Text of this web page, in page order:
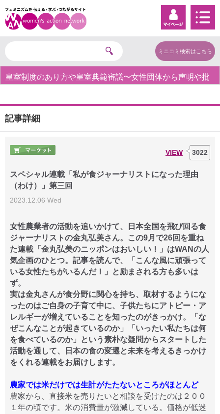
ミニコミ検索はこちら
【対談公開_前編】第3回「性売買という奴隷制度をなくす
記事詳細
VIEW 3022
スペシャル連載「私が食ジャーナリストになった理由
（わけ）」第三回
2023.12.06 Wed
女性農業者の活動を追いかけて、日本全国を飛び回る食
ジャーナリストの金丸弘美さん。この9月で26回を重ね
た連載「金丸弘美のニッポンはおいしい！」はWANの人
気企画のひとつ。記事を読んで、「こんな風に頑張って
いる女性たちがいるんだ！」と励まされる方も多いは
ず。
実は金丸さんが食分野に関心を持ち、取材するようにな
ったのはご自身の子育て中に、子供たちにアトピー・ア
レルギーが増えていることを知ったのがきっかけ。「な
ぜこんなことが起きているのか」「いったい私たちは何
を食べているのか」という素朴な疑問からスタートした
活動を通して、日本の食の変遷と未来を考えるきっかけ
をくれる連載をお届けします。
農家では米だけでは生計がたたないところがほとんど
農家から、直接米を売りたいと相談を受けたのは２００
１年の頃です。米の消費量が激減している。価格が低迷